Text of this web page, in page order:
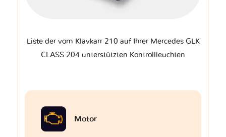
Liste der vom Klavkarr 210 auf Ihrer Mercedes GLK
CLASS 204 unterstützten Kontrollleuchten
Motor